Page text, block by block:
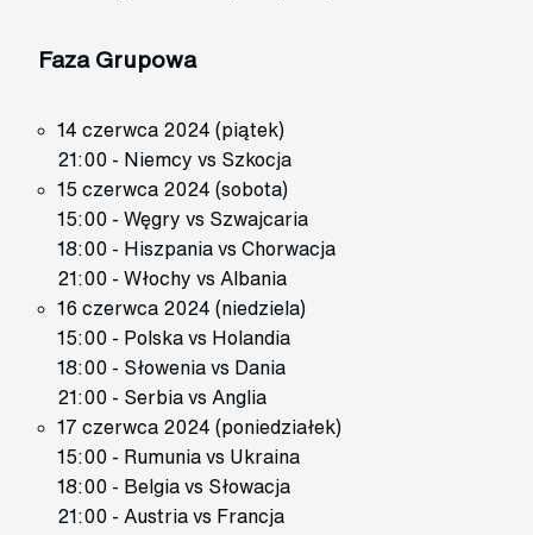
Faza Grupowa
14 czerwca 2024 (piątek)
21:00 - Niemcy vs Szkocja
15 czerwca 2024 (sobota)
15:00 - Węgry vs Szwajcaria
18:00 - Hiszpania vs Chorwacja
21:00 - Włochy vs Albania
16 czerwca 2024 (niedziela)
15:00 - Polska vs Holandia
18:00 - Słowenia vs Dania
21:00 - Serbia vs Anglia
17 czerwca 2024 (poniedziałek)
15:00 - Rumunia vs Ukraina
18:00 - Belgia vs Słowacja
21:00 - Austria vs Francja